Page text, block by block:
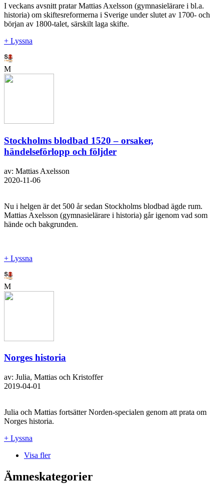
I veckans avsnitt pratar Mattias Axelsson (gymnasielärare i bl.a.
historia) om skiftesreformerna i Sverige under slutet av 1700- och
början av 1800-talet, särskilt laga skifte.
+ Lyssna
M
Stockholms blodbad 1520 – orsaker,
händelseförlopp och följder
av: Mattias Axelsson
2020-11-06
Nu i helgen är det 500 år sedan Stockholms blodbad ägde rum.
Mattias Axelsson (gymnasielärare i historia) går igenom vad som
hände och bakgrunden.
+ Lyssna
M
Norges historia
av: Julia, Mattias och Kristoffer
2019-04-01
Julia och Mattias fortsätter Norden-specialen genom att prata om
Norges historia.
+ Lyssna
Visa fler
Ämneskategorier